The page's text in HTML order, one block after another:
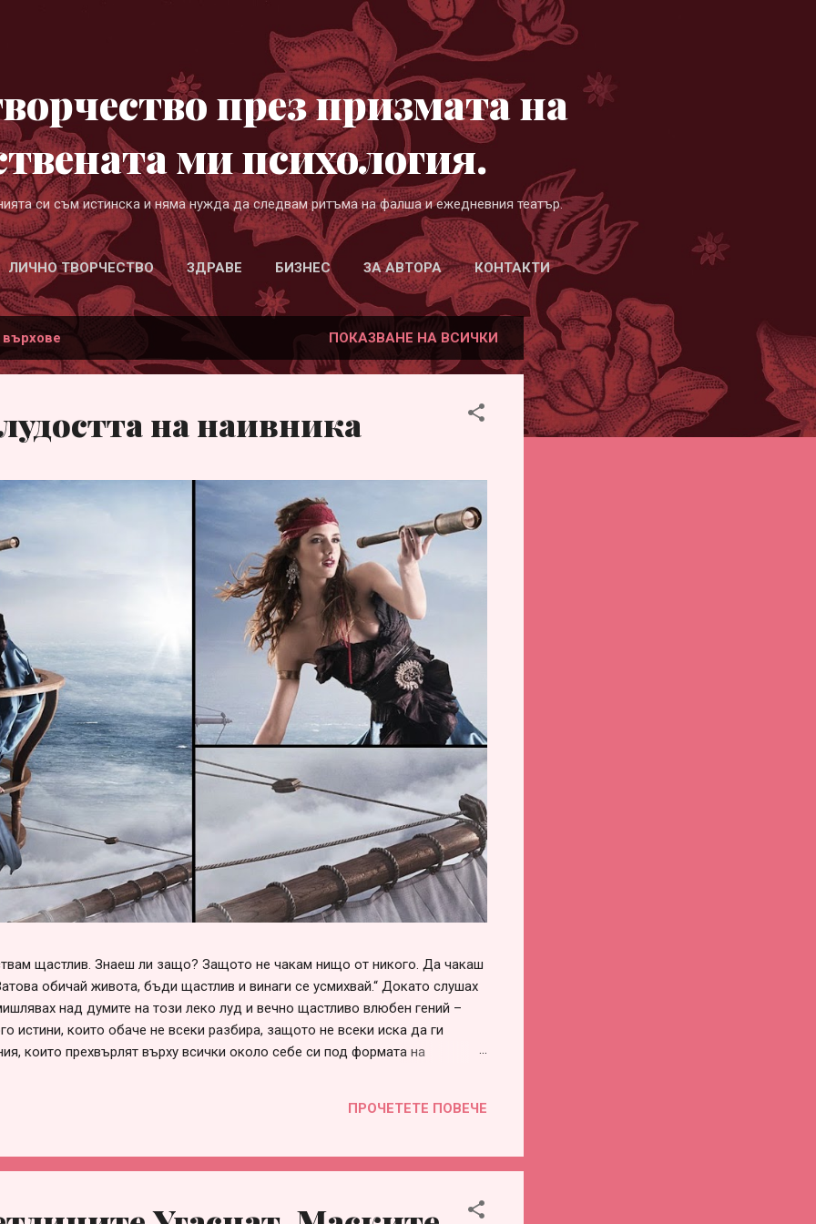
през призмата на
ми психология.
си съм истинска и няма нужда да следвам ритъма на фалша и ежедневния театър.
ЛИЧНО ТВОРЧЕСТВО ЗДРАВЕ БИЗНЕС ЗА АВТОРА КОНТАКТИ
върхове ПОКАЗВАНЕ НА ВСИЧКИ
на наивника
щастлив. Знаеш ли защо? Защото не чакам нищо от никого. Да чакаш
обичай живота, бъди щастлив и винаги се усмихвай.“ Докато слушах
над думите на този леко луд и вечно щастливо влюбен гений –
истини, които обаче не всеки разбира, защото не всеки иска да ги
които прехвърлят върху всички около себе си под формата на
сърцето си. Така или иначе, болка във взаимоотношенията винаги има –
различна призма и личностна мотивация, за която няма своевременна
проста – когато един човек не събира смелост да заяви се...
ПРОЧЕТЕТЕ ПОВЕЧЕ